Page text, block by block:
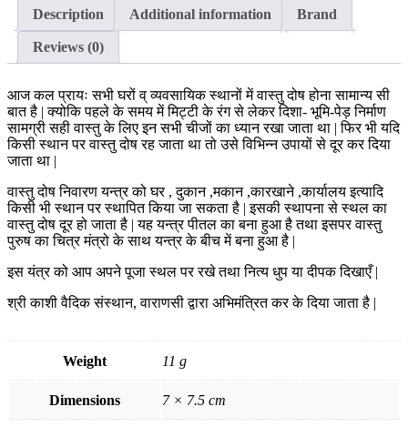
Description Additional information Brand
Reviews (0)
आज कल प्रायः सभी घरों व् व्यवसायिक स्थानों में वास्तु दोष होना सामान्य सी
बात है | क्योकि पहले के समय में मिट्टी के रंग से लेकर दिशा- भूमि-पेड़ निर्माण
सामग्री सही वास्तु के लिए इन सभी चीजों का ध्यान रखा जाता था | फिर भी यदि
किसी स्थान पर वास्तु दोष रह जाता था तो उसे विभिन्न उपायों से दूर कर दिया
जाता था |
वास्तु दोष निवारण यन्त्र को घर , दुकान ,मकान ,कारखाने ,कार्यालय इत्यादि
किसी भी स्थान पर स्थापित किया जा सकता है | इसकी स्थापना से स्थल का
वास्तु दोष दूर हो जाता है | यह यन्त्र पीतल का बना हुआ है तथा इसपर वास्तु
पुरुष का चित्र मंत्रो के साथ यन्त्र के बीच में बना हुआ है |
इस यंत्र को आप अपने पूजा स्थल पर रखे तथा नित्य धुप या दीपक दिखाएँ |
श्री काशी वैदिक संस्थान, वाराणसी द्वारा अभिमंत्रित कर के दिया जाता है |
Weight 11 g
Dimensions 7 × 7.5 cm